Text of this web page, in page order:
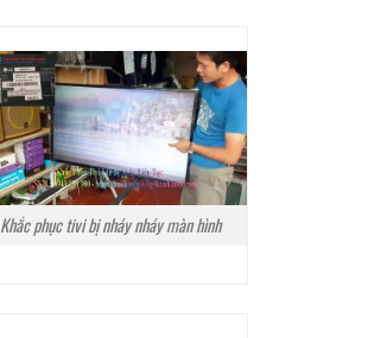
Khắc phục tivi bị nháy nháy màn hình